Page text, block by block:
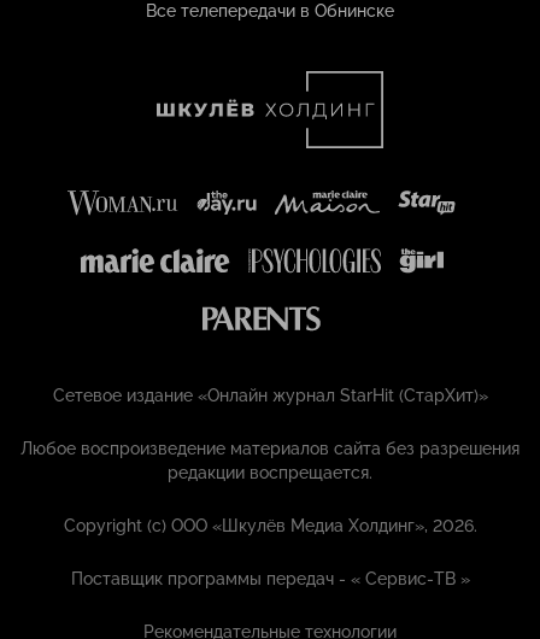
Все телепередачи в Обнинске
Сетевое издание «Онлайн журнал StarHit (СтарХит)»
Любое воспроизведение материалов сайта без разрешения
редакции воспрещается.
Copyright (с) ООО «Шкулёв Медиа Холдинг», 2026.
Поставщик программы передач - «Сервис-ТВ »
Рекомендательные технологии